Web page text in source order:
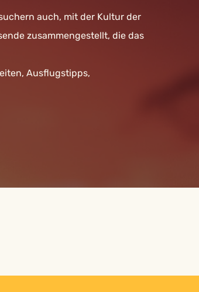
auch, mit der Kultur der
zusammengestellt, die das
Ausflugstipps,